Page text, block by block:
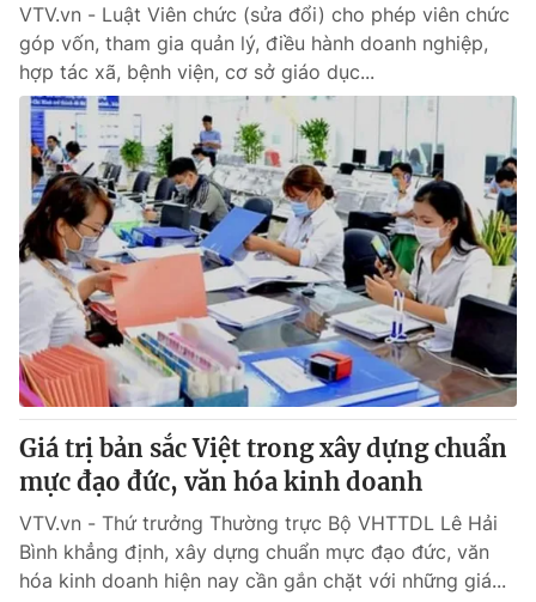
VTV.vn - Luật Viên chức (sửa đổi) cho phép viên chức
góp vốn, tham gia quản lý, điều hành doanh nghiệp,
hợp tác xã, bệnh viện, cơ sở giáo dục...
Giá trị bản sắc Việt trong xây dựng chuẩn
mực đạo đức, văn hóa kinh doanh
VTV.vn - Thứ trưởng Thường trực Bộ VHTTDL Lê Hải
Bình khẳng định, xây dựng chuẩn mực đạo đức, văn
hóa kinh doanh hiện nay cần gắn chặt với những giá...